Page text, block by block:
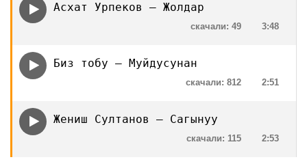
Асхат Урпеков — Жолдар
3:48
скачали: 49
Биз тобу — Муйдусунан
2:51
скачали: 812
Жениш Султанов — Сагынуу
2:53
скачали: 115